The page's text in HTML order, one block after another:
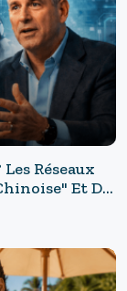
Réseaux
Et De